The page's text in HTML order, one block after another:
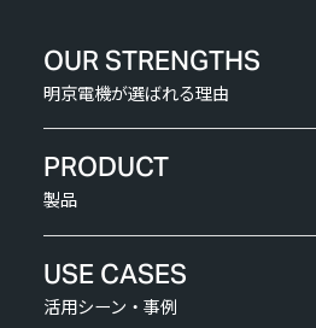
OUR STRENGTHS
明京電機が選ばれる理由
PRODUCT
製品
USE CASES
活用シーン・事例